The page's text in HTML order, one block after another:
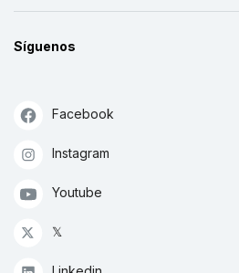
Síguenos
Facebook
Instagram
Youtube
𝕏